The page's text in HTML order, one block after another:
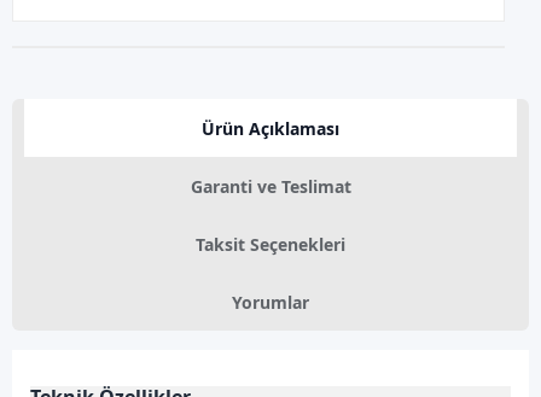
Ürün Açıklaması
Garanti ve Teslimat
Taksit Seçenekleri
Yorumlar